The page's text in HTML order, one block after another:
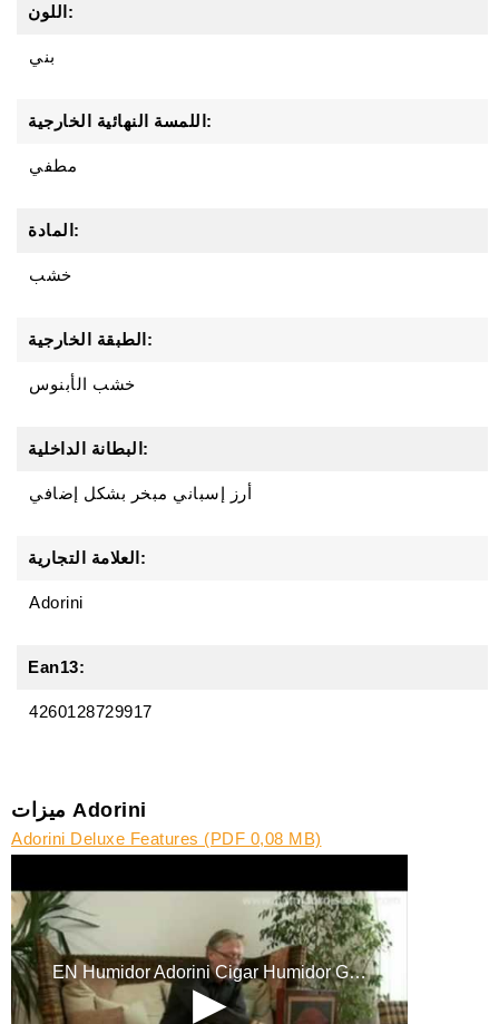
اللون:
بني
اللمسة النهائية الخارجية:
مطفي
المادة:
خشب
الطبقة الخارجية:
خشب الأبنوس
البطانة الداخلية:
أرز إسباني مبخر بشكل إضافي
العلامة التجارية:
Adorini
Ean13:
4260128729917
ميزات Adorini
Adorini Deluxe Features (PDF 0,08 MB)